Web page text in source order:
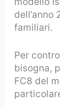
dell’anno
familiari.
Per
bisogna,
FC8 del